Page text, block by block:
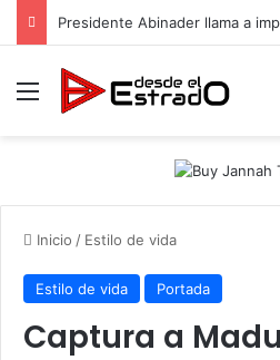
Menú
Inicio / Estilo de vida
Estilo de vida Portada
Captura a